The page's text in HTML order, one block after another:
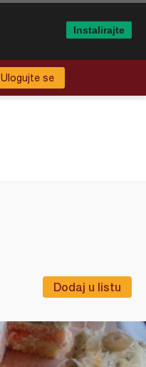
Ulogujte se
Dodaj u listu
Instalirajte